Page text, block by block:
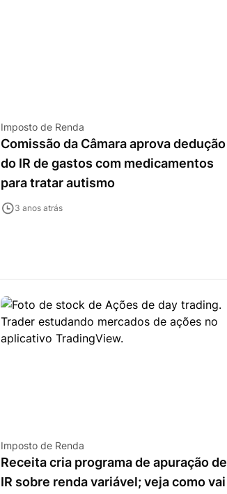
Imposto de Renda
Comissão da Câmara aprova dedução
do IR de gastos com medicamentos
para tratar autismo
3 anos atrás
Imposto de Renda
Receita cria programa de apuração de
IR sobre renda variável; veja como vai